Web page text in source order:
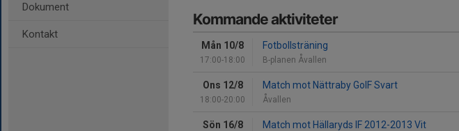
Dokument
Kontakt
Kommande aktiviteter
Mån 10/8
17:00-18:00
Fotbollsträning
B-planen Åvallen
Ons 12/8
18:00-20:00
Match mot Nättraby GoIF Svart
Åvallen
Sön 16/8 Match mot Hällaryds IF 2012-2013 Vit